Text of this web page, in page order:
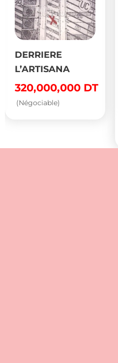
DERRIERE
L’ARTISANA
320,000,000 DT
(Négociable)